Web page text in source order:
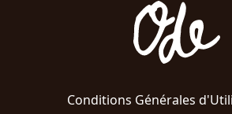
Conditions Générales